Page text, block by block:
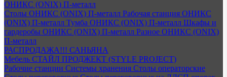
ОНИКС (ONIX) П-металл
Столы ОНИКС (ONIX) П-металл Рабочая станция ОНИКС
(ONIX) П-металл Тумба ОНИКС (ONIX) П-металл Шкафы и
гардеробы ОНИКС (ONIX) П-металл Разное ОНИКС (ONIX)
П-металл
РАСПРОДАЖА!!! САНЬЯНА
Мебель СТАЙЛ ПРОДЖЕКТ (STYLE PROJECT)
Рабочие станции Системы хранения Столы операторские